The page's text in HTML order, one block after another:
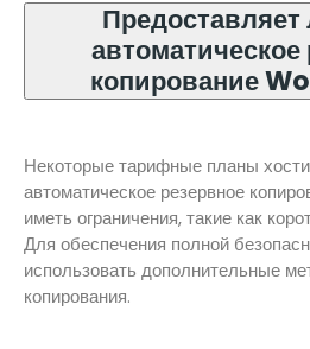
Предоставляет
автоматическое
копирование
Некоторые тарифные планы
автоматическое резервное
иметь ограничения, такие как
Для обеспечения полной
использовать дополнительные
копирования.